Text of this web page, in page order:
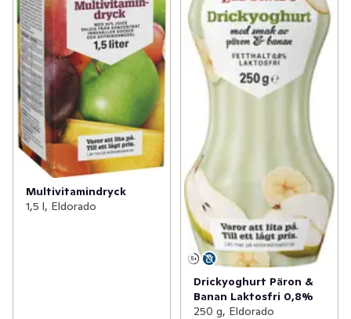
Multivitamindryck
1,5 l, Eldorado
Drickyoghurt Päron &
Banan Laktosfri 0,8%
250 g, Eldorado